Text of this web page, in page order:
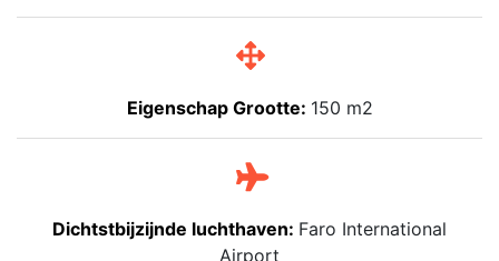
Eigenschap Grootte: 150 m2
Dichtstbijzijnde luchthaven: Faro International
Airport